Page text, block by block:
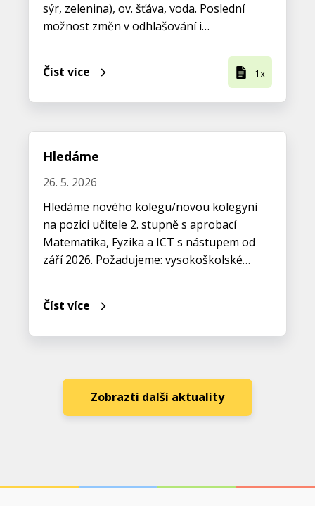
sýr, zelenina), ov. šťáva, voda. Poslední
možnost změn v odhlašování i…
Číst více 1x
Hledáme
26. 5. 2026
Hledáme nového kolegu/novou kolegyni
na pozici učitele 2. stupně s aprobací
Matematika, Fyzika a ICT s nástupem od
září 2026. Požadujeme: vysokoškolské…
Číst více
Zobrazti další aktuality